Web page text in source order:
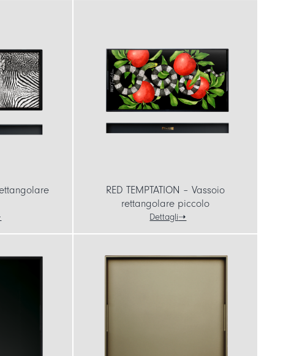
RED TEMPTATION – Vassoio
rettangolare piccolo
Dettagli